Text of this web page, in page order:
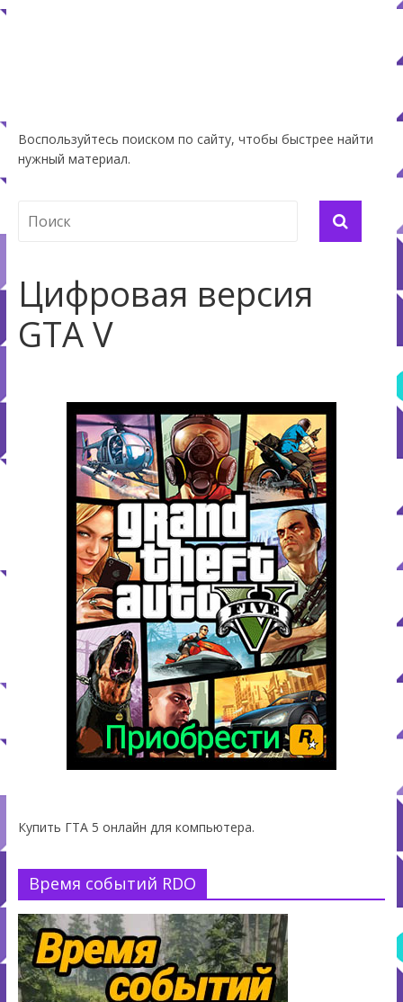
Воспользуйтесь поиском по сайту, чтобы быстрее найти
нужный материал.
Цифровая версия
GTA V
Купить ГТА 5 онлайн для компьютера.
Время событий RDO